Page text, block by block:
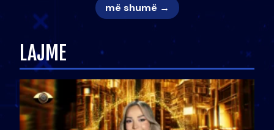
më shumë →
LAJME